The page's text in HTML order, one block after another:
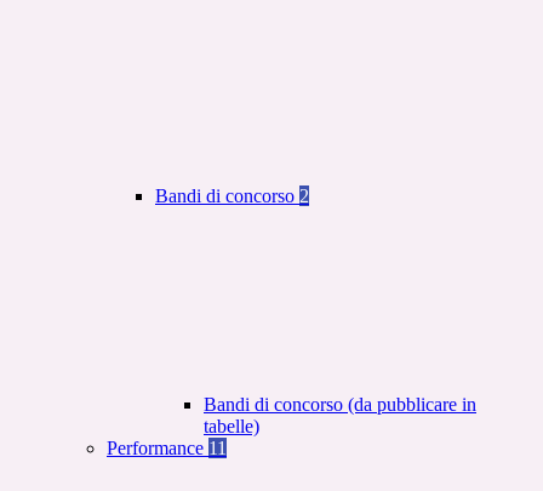
Bandi di concorso 2
Bandi di concorso (da pubblicare in
tabelle)
Performance 11